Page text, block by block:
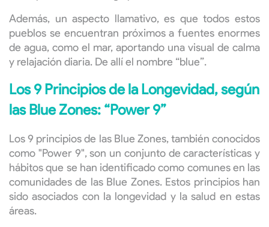
Además, un aspecto llamativo, es que todos estos
pueblos se encuentran próximos a fuentes enormes
de agua, como el mar, aportando una visual de calma
y relajación diaria. De allí el nombre “blue”.
Los 9 Principios de la Longevidad, según
las Blue Zones: “Power 9”
Los 9 principios de las Blue Zones, también conocidos
como "Power 9", son un conjunto de características y
hábitos que se han identificado como comunes en las
comunidades de las Blue Zones. Estos principios han
sido asociados con la longevidad y la salud en estas
áreas.